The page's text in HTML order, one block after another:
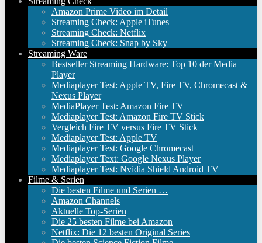
Amazon Prime Video im Detail
Streaming Check: Apple iTunes
Streaming Check: Netflix
Streaming Check: Snap by Sky
Streaming Ware
Bestseller Streaming Hardware: Top 10 der Media
Player
Mediaplayer Test: Apple TV, Fire TV, Chromecast &
Nexus Player
MediaPlayer Test: Amazon Fire TV
Mediaplayer Test: Amazon Fire TV Stick
Vergleich Fire TV versus Fire TV Stick
Mediaplayer Test: Apple TV
Mediaplayer Test: Google Chromecast
Mediaplayer Text: Google Nexus Player
Mediaplayer Test: Nvidia Shield Android TV
Filme & Serien
Die besten Filme und Serien …
Amazon Channels
Aktuelle Top-Serien
Die 25 besten Filme bei Amazon
Netflix: Die 12 besten Original Series